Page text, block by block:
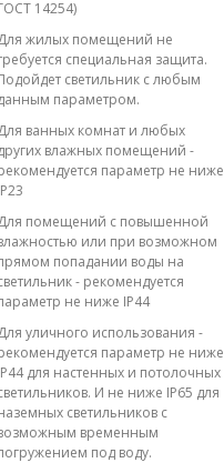
14254)
жилых помещений не
специальная защита.
светильник с любым
параметром.
ванных комнат и любых
влажных помещений -
параметр не ниже
помещений с повышенной
или при возможном
попадании воды на
- рекомендуется
не ниже IP44
уличного использования -
параметр не ниже
для настенных и потолочных
И не ниже IP65 для
светильников с
временным
под воду.